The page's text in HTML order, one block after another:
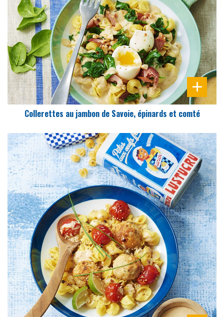
PRÉPARATION
20 Min
Collerettes au jambon de Savoie, épinards et comté
DIFFICULTÉ
PRÉPARATION
15 Min